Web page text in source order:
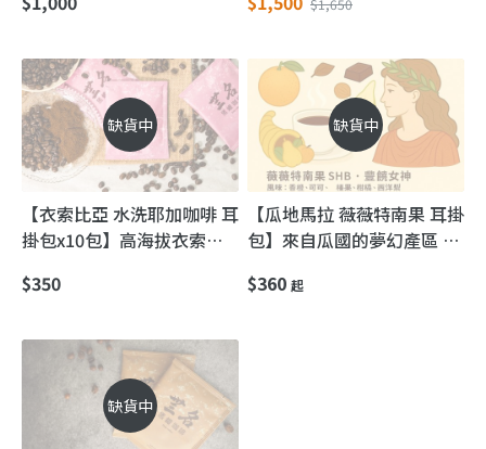
$1,650
缺貨中
【衣索比亞 水洗耶加咖啡 耳
掛包x10包】高海拔衣索比
級!
$350
缺貨中
【瓜地馬拉 薇薇特南果 耳掛
包】來自瓜國的夢幻產區 果
$360 起
缺貨中